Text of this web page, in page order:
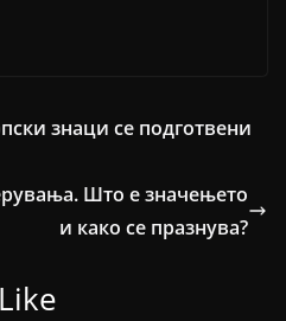
знаци се подготвени
Што е значењето
и како се празнува?